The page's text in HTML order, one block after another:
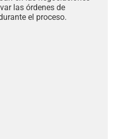
las órdenes de
el proceso.